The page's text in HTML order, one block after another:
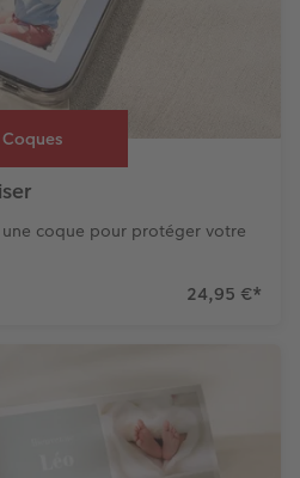
Coques
coque pour protéger votre
24,95 €*